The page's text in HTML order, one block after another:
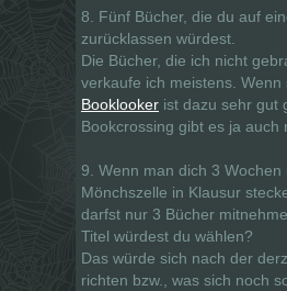
8. Fünf Bücher, die du auf
zurücklassen würdest.
Die Bücher, die ich nicht
verkaufe ich meistens. Wenn
Booklooker ist dazu sehr gut
Bookcrossing gibt es ja auch
9. Wenn man dich 3 Wochen
Mönchszelle in Klausur
darfst nur 3 Bücher
Titel würdest du wählen?
Das würde sich nach der
richten bzw., was sich noch